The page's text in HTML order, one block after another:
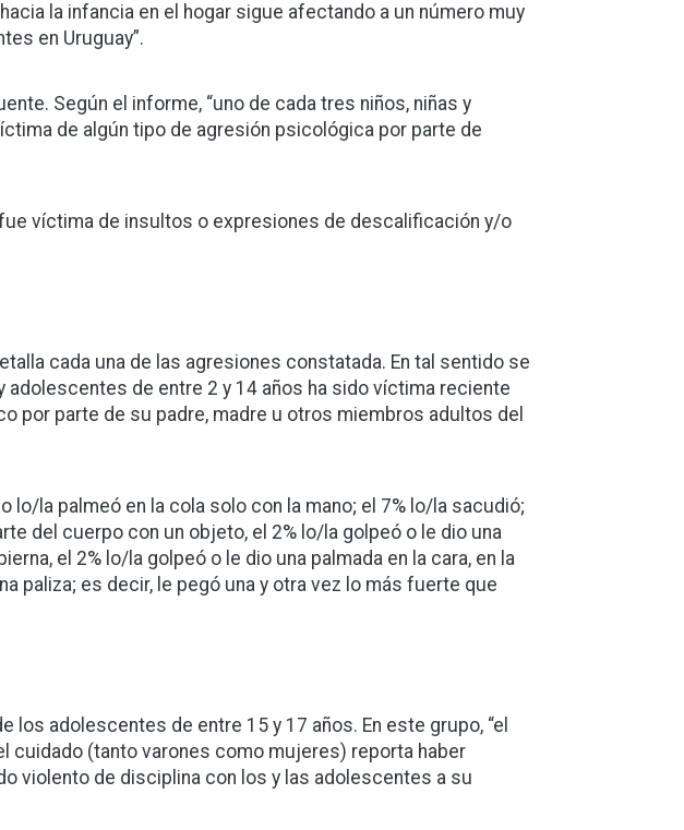
la infancia en el hogar sigue afectando a un número muy
en Uruguay”.
Según el informe, “uno de cada tres niños, niñas y
de algún tipo de agresión psicológica por parte de
fue víctima de insultos o expresiones de descalificación y/o
cada una de las agresiones constatada. En tal sentido se
adolescentes de entre 2 y 14 años ha sido víctima reciente
por parte de su padre, madre u otros miembros adultos del
lo/la palmeó en la cola solo con la mano; el 7% lo/la sacudió;
del cuerpo con un objeto, el 2% lo/la golpeó o le dio una
el 2% lo/la golpeó o le dio una palmada en la cara, en la
paliza; es decir, le pegó una y otra vez lo más fuerte que
los adolescentes de entre 15 y 17 años. En este grupo, “el
cuidado (tanto varones como mujeres) reporta haber
violento de disciplina con los y las adolescentes a su